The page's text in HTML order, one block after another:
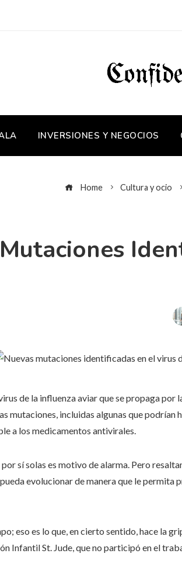
INVERSIONES Y NEGOCIOS
Home Cultura y ocio
de la influenza aviar que se propaga por
mutaciones, incluidas algunas que podrían
a los medicamentos antivirales.
sí solas es motivo de alarma. Pero
evolucionar de manera que le permita
eso es lo que, en cierto sentido, hace la
Infantil St. Jude, que no participó en el